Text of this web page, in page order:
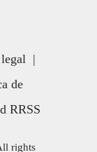
|
de
RRSS
rights